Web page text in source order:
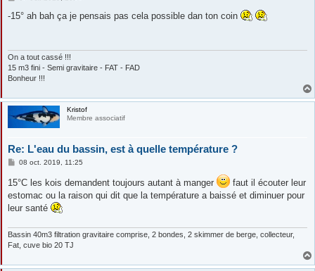
s
-15° ah bah ça je pensais pas cela possible dan ton coin
On a tout cassé !!!
15 m3 fini - Semi gravitaire - FAT - FAD
Bonheur !!!
Kristof
Membre associatif
Re: L'eau du bassin, est à quelle température ?
M
s
s
a
e
08 oct. 2019, 11:25
15°C les kois demandent toujours autant à manger
faut il écouter leur
estomac ou la raison qui dit que la température a baissé et diminuer pour
leur santé
Bassin 40m3 filtration gravitaire comprise, 2 bondes, 2 skimmer de berge, collecteur,
Fat, cuve bio 20 TJ